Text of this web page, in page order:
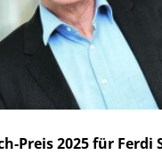
Preis 2025 für Ferdi